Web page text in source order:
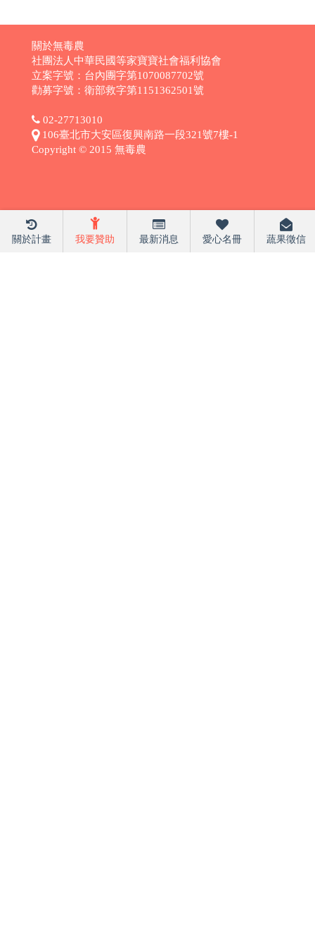
關於計畫 我要贊助 最新消息 愛心名冊 蔬果徵信
關於無毒農
社團法人中華民國等家寶寶社會福利協會
立案字號：台內團字第1070087702號
勸募字號：衛部救字第1151362501號
02-27713010
106臺北市大安區復興南路一段321號7樓-1
Copyright © 2015 無毒農